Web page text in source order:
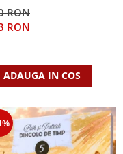
RON
RON
ADAUGA IN COS